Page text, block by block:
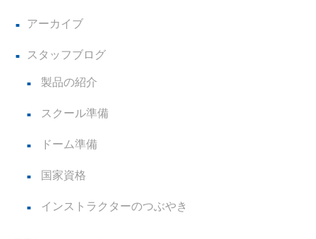
ー
ジ
送
り
アーカイブ
スタッフブログ
製品の紹介
スクール準備
ドーム準備
国家資格
インストラクターのつぶやき